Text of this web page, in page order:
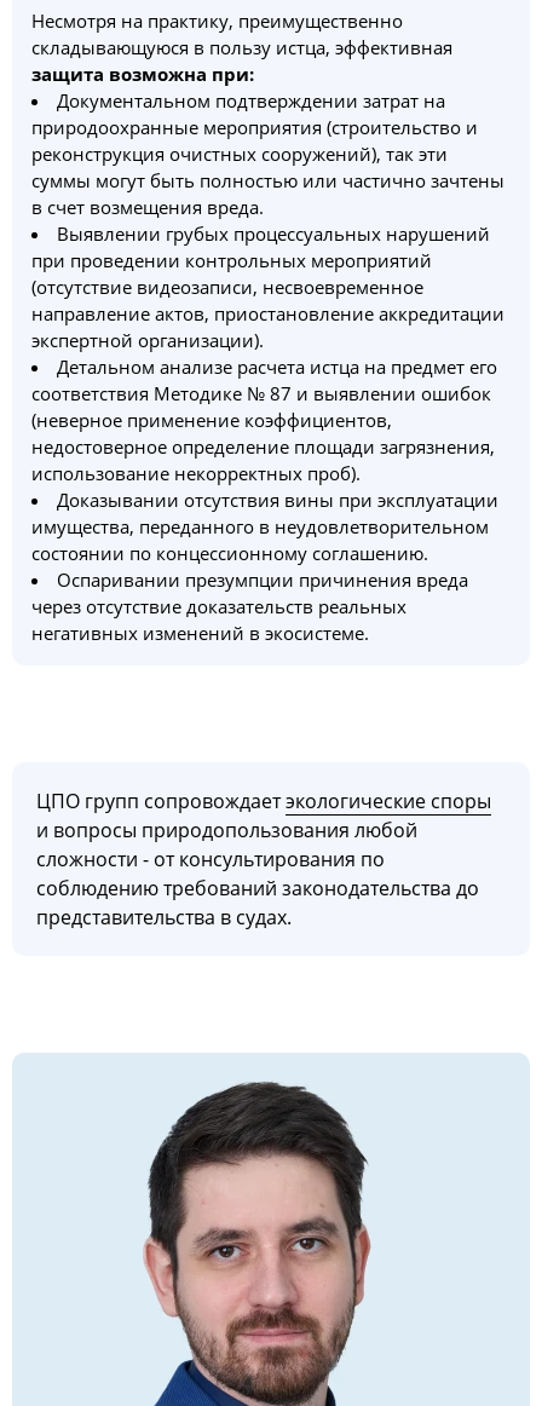
Несмотря на практику, преимущественно
складывающуюся в пользу истца, эффективная
защита возможна при:
Документальном подтверждении затрат на
природоохранные мероприятия (строительство и
реконструкция очистных сооружений), так эти
суммы могут быть полностью или частично зачтены
в счет возмещения вреда.
Выявлении грубых процессуальных нарушений
при проведении контрольных мероприятий
(отсутствие видеозаписи, несвоевременное
направление актов, приостановление аккредитации
экспертной организации).
Детальном анализе расчета истца на предмет его
соответствия Методике № 87 и выявлении ошибок
(неверное применение коэффициентов,
недостоверное определение площади загрязнения,
использование некорректных проб).
Доказывании отсутствия вины при эксплуатации
имущества, переданного в неудовлетворительном
состоянии по концессионному соглашению.
Оспаривании презумпции причинения вреда
через отсутствие доказательств реальных
негативных изменений в экосистеме.
ЦПО групп сопровождаетэкологические споры
и вопросы природопользования любой
сложности - от консультирования по
соблюдению требований законодательства до
представительства в судах.